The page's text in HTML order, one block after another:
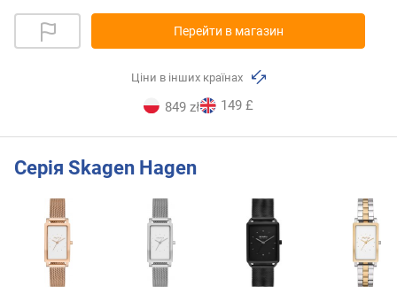
Перейти в магазин
Ціни в інших країнах
849 zł 149 £
Серія Skagen Hagen